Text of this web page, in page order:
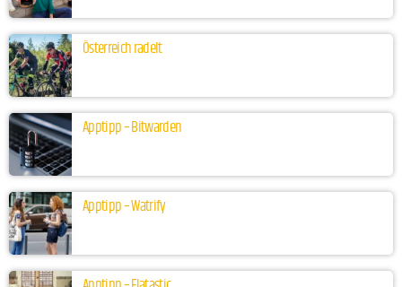
Österreich radelt
Apptipp – Bitwarden
Apptipp – Watrify